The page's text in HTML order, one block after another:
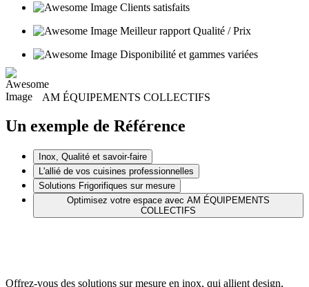
Clients satisfaits
Meilleur rapport Qualité / Prix
Disponibilité et gammes variées
AM ÉQUIPEMENTS COLLECTIFS
Un exemple de Référence
Inox, Qualité et savoir-faire
L'allié de vos cuisines professionnelles
Solutions Frigorifiques sur mesure
Optimisez votre espace avec AM ÉQUIPEMENTS
COLLECTIFS
Offrez-vous des solutions sur mesure en inox, qui allient design,